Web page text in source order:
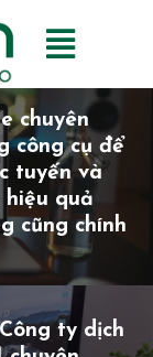
chuyên
công cụ để
tuyến và
quả
cũng chính
ty dịch